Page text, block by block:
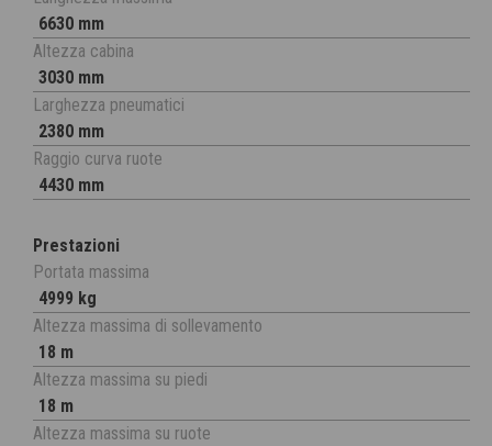
6630 mm
Altezza cabina
3030 mm
Larghezza pneumatici
2380 mm
Raggio curva ruote
4430 mm
Prestazioni
Portata massima
4999 kg
Altezza massima di sollevamento
18 m
Altezza massima su piedi
18 m
Altezza massima su ruote